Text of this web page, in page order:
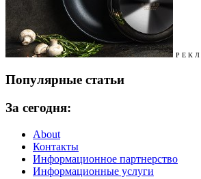
Р Е К
Популярные статьи
За сегодня:
About
Контакты
Информационное партнерство
Информационные услуги